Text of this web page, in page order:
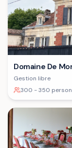
Domaine De
Gestion libre
300 - 350